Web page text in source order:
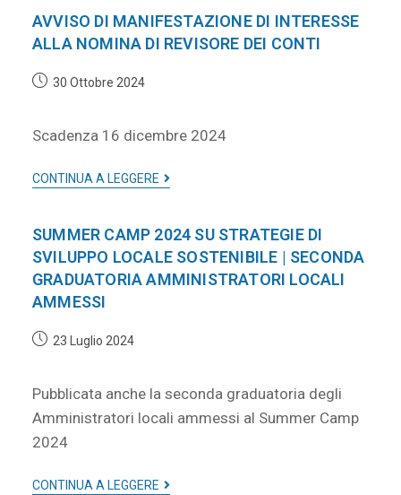
AVVISO DI MANIFESTAZIONE DI INTERESSE
ALLA NOMINA DI REVISORE DEI CONTI
30 Ottobre 2024
Scadenza 16 dicembre 2024
CONTINUA A LEGGERE
SUMMER CAMP 2024 SU STRATEGIE DI
SVILUPPO LOCALE SOSTENIBILE | SECONDA
GRADUATORIA AMMINISTRATORI LOCALI
AMMESSI
23 Luglio 2024
Pubblicata anche la seconda graduatoria degli
Amministratori locali ammessi al Summer Camp
2024
CONTINUA A LEGGERE